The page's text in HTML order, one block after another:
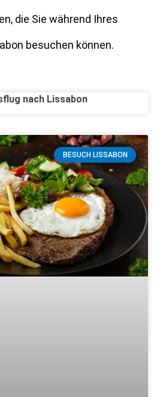
die Sie während Ihres
besuchen können.
nach Lissabon
BESUCH LISSABON